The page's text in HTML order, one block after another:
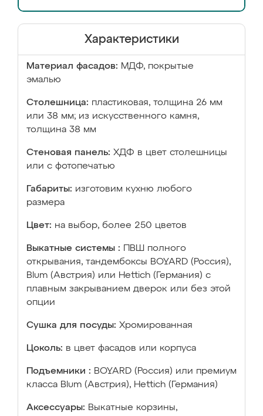
Характеристики
Материал фасадов: МДФ, покрытые
эмалью
Столешница: пластиковая, толщина 26 мм
или 38 мм; из искусственного камня,
толщина 38 мм
Стеновая панель: ХДФ в цвет столешницы
или с фотопечатью
Габариты: изготовим кухню любого
размера
Цвет: на выбор, более 250 цветов
Выкатные системы :
ПВШ полного
открывания, тандембоксы BOYARD (Россия),
Blum (Австрия) или Hettich (Германия) с
плавным закрыванием дверок или без этой
опции
Сушка для посуды: Хромированная
Цоколь: в цвет фасадов или корпуса
Подъемники : BOYARD (Россия) или премиум
класса Blum (Австрия), Hettich (Германия)
Аксессуары: Выкатные корзины,